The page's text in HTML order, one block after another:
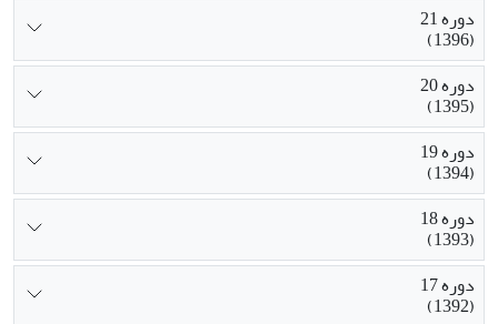
دوره 21
(1396)
دوره 20
(1395)
دوره 19
(1394)
دوره 18
(1393)
دوره 17
(1392)